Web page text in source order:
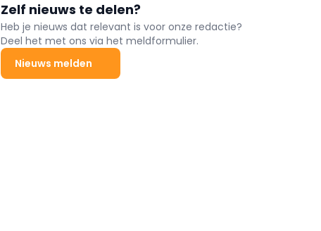
Zelf nieuws te delen?
Heb je nieuws dat relevant is voor onze redactie?
Deel het met ons via het meldformulier.
Nieuws melden